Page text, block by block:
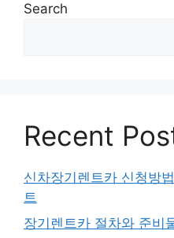
Search
Recent
신차장기렌트카 신청방
트
장기렌트카 절차와 준비